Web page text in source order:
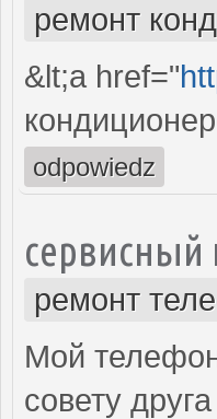
ремонт
&lt;a href="
odpowiedz
сервисный
ремонт
Мой
совету